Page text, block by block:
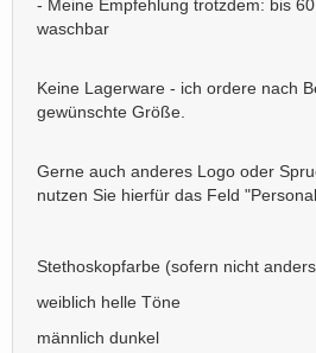
- Meine Empfehlung trotzdem: bis
waschbar
Keine Lagerware - ich ordere nach
gewünschte Größe.
Gerne auch anderes Logo oder
nutzen Sie hierfür das Feld
Stethoskopfarbe (sofern nicht
weiblich helle Töne
männlich dunkel